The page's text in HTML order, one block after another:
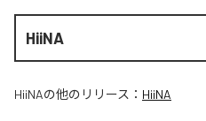
HiiNA
HiiNAの他のリリース： HiiNA